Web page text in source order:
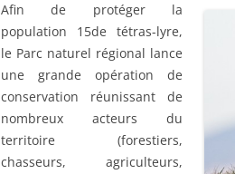
Afin de protéger la
population 15de tétras-lyre,
le Parc naturel régional lance
une grande opération de
conservation réunissant de
nombreux acteurs du
territoire (forestiers,
chasseurs, agriculteurs,